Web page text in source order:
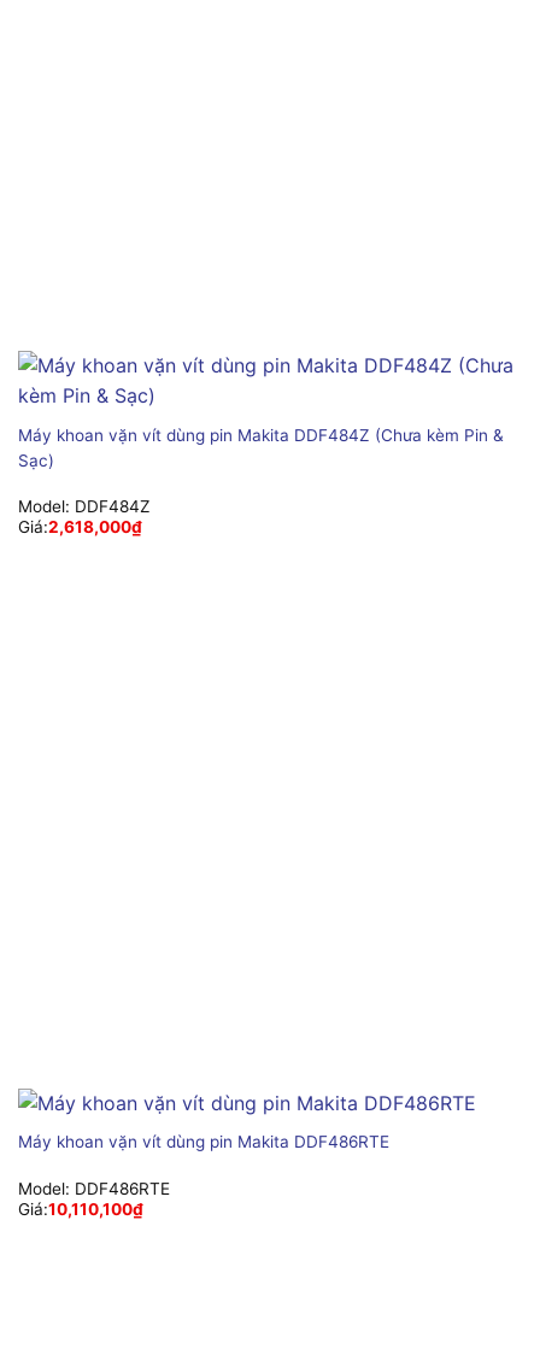
Máy khoan vặn vít dùng pin Makita DDF484Z (Chưa kèm Pin &
Sạc)
Model: DDF484Z
Giá:2,618,000₫
Máy khoan vặn vít dùng pin Makita DDF486RTE
Model: DDF486RTE
Giá:10,110,100₫